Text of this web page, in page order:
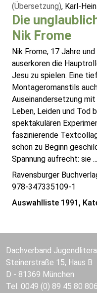
(Übersetzung), Karl-
Die
Nik Frome
Nik Frome, 17 Jahre
auserkoren die
Jesu zu spielen. Eine
Montageromanstils
Auseinandersetzung
Leben, Leiden und Tod
spektakulären
faszinierende
schon zu Beginn
Spannung aufrecht: sie ...
Ravensburger
978-347335109-1
Auswahlliste 1991,
Dachverband
Steinerstraße 15, Haus B
D - 81369 München
Tel. 0049 (0) 89 45 80 806